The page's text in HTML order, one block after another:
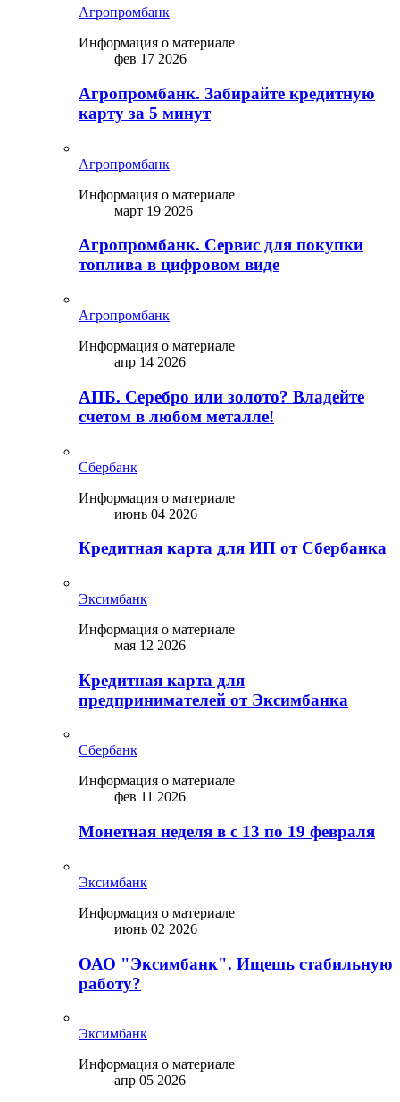
Агропромбанк
Информация о материале
фев 17 2026
Агропромбанк. Забирайте кредитную
карту за 5 минут
Агропромбанк
Информация о материале
март 19 2026
Агропромбанк. Сервис для покупки
топлива в цифровом виде
Агропромбанк
Информация о материале
апр 14 2026
АПБ. Серебро или золото? Владейте
счетом в любом металле!
Сбербанк
Информация о материале
июнь 04 2026
Кредитная карта для ИП от Сбербанка
Эксимбанк
Информация о материале
мая 12 2026
Кредитная карта для
предпринимателей от Эксимбанка
Сбербанк
Информация о материале
фев 11 2026
Монетная неделя в с 13 по 19 февраля
Эксимбанк
Информация о материале
июнь 02 2026
ОАО "Эксимбанк". Ищешь стабильную
работу?
Эксимбанк
Информация о материале
апр 05 2026